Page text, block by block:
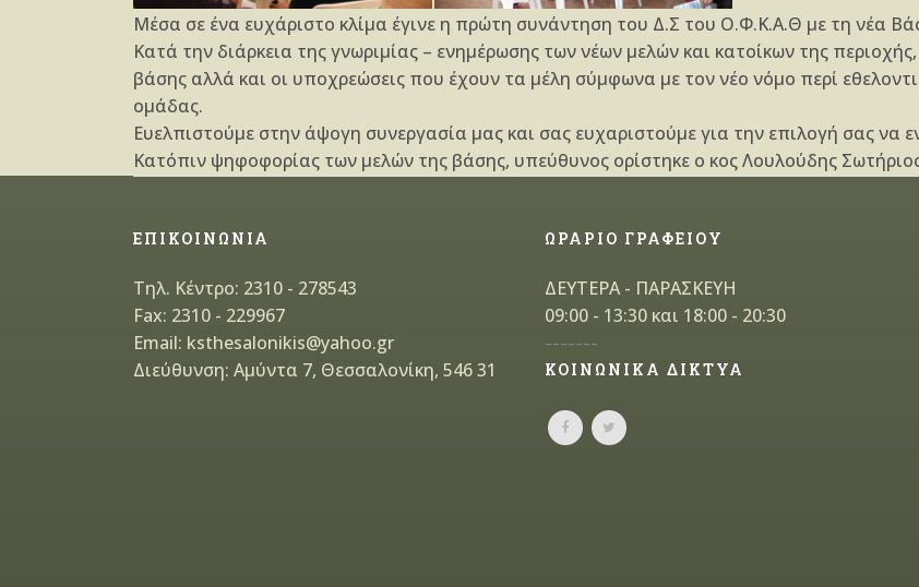
Μέσα σε ένα ευχάριστο κλίμα έγινε η πρώτη συνάντηση του Δ.Σ του Ο.Φ.Κ.Α.Θ με τη νέα
Κατά την διάρκεια της γνωριμίας – ενημέρωσης των νέων μελών και κατοίκων της
βάσης αλλά και οι υποχρεώσεις που έχουν τα μέλη σύμφωνα με τον νέο νόμο περί
ομάδας.
Ευελπιστούμε στην άψογη συνεργασία μας και σας ευχαριστούμε για την επιλογή σας να
Κατόπιν ψηφοφορίας των μελών της βάσης, υπεύθυνος ορίστηκε ο κος Λουλούδης
ΕΠΙΚΟΙΝΩΝΙΑ
Τηλ. Κέντρο: 2310 - 278543
Fax: 2310 - 229967
Email: ksthesalonikis@yahoo.gr
Διεύθυνση: Αμύντα 7, Θεσσαλονίκη, 546 31
ΩΡΑΡΙΟ ΓΡΑΦΕΙΟΥ
ΔΕΥΤΕΡΑ - ΠΑΡΑΣΚΕΥΗ
09:00 - 13:30 και 18:00 - 20:30
-------
ΚΟΙΝΩΝΙΚΑ ΔΙΚΤΥΑ